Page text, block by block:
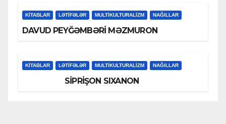
KİTABLAR LƏTIFƏLƏR MULTIKULTURALIZM NAĞILLAR
DAVUD PEYĞƏMBƏRİ MƏZMURON
KİTABLAR LƏTIFƏLƏR MULTIKULTURALIZM NAĞILLAR
SİPRİŞON SIXANON